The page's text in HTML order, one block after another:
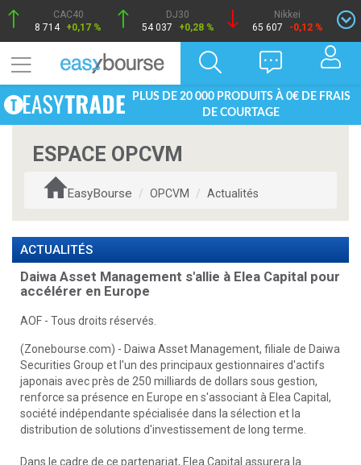
CAC40
8 714 +0,17 %
DJ30
54 037
+0,28 %
Nikkei
65 607
-0,12 %
PLUS DE 20 000 PRODUITS À 0€ DE FRAIS
DE COURTAGE
ESPACE OPCVM
EasyBourse OPCVM Actualités
ACTUALITÉS
Daiwa Asset Management s'allie à Elea Capital pour
accélérer en Europe
AOF - Tous droits réservés.
(Zonebourse.com) - Daiwa Asset Management, filiale de Daiwa
Securities Group et l'un des principaux gestionnaires d'actifs
japonais avec près de 250 milliards de dollars sous gestion,
renforce sa présence en Europe en s'associant à Elea Capital,
société indépendante spécialisée dans la sélection et la
distribution de solutions d'investissement de long terme.
Dans le cadre de ce partenariat, Elea Capital assurera la